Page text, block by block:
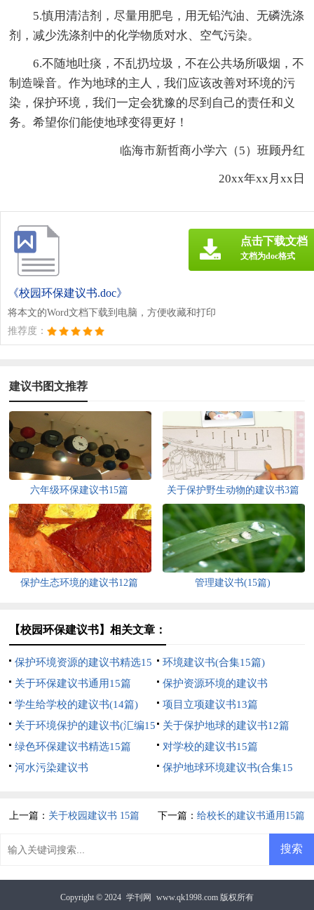
5.慎用清洁剂，尽量用肥皂，用无铅汽油、无磷洗涤
剂，减少洗涤剂中的化学物质对水、空气污染。
6.不随地吐痰，不乱扔垃圾，不在公共场所吸烟，不
制造噪音。作为地球的主人，我们应该改善对环境的污
染，保护环境，我们一定会犹豫的尽到自己的责任和义
务。希望你们能使地球变得更好！
临海市新哲商小学六（5）班顾丹红
20xx年xx月xx日
《校园环保建议书.doc》
将本文的Word文档下载到电脑，方便收藏和打印
推荐度：
点击下载文档
文档为doc格式
建议书图文推荐
六年级环保建议书15篇 关于保护野生动物的建议书3篇
保护生态环境的建议书12篇 管理建议书(15篇)
【校园环保建议书】相关文章：
保护环境资源的建议书精选15
篇
环境建议书(合集15篇)
关于环保建议书通用15篇
保护资源环境的建议书
学生给学校的建议书(14篇)
项目立项建议书13篇
关于环境保护的建议书(汇编15
篇)
关于保护地球的建议书12篇
绿色环保建议书精选15篇
对学校的建议书15篇
河水污染建议书
保护地球环境建议书(合集15
上一篇： 关于校园建议书 15篇 下一篇： 给校长的建议书通用15篇
Copyright © 2024 学刊网 www.qk1998.com 版权所有